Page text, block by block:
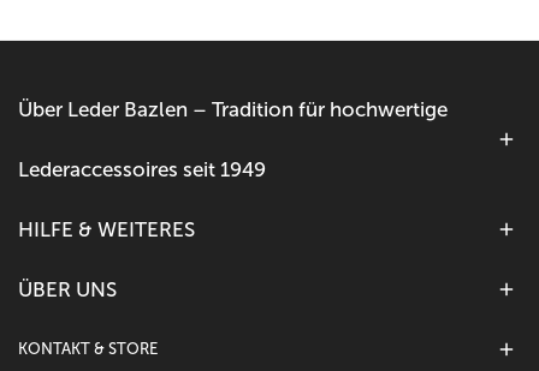
Über Leder Bazlen – Tradition für hochwertige
Lederaccessoires seit 1949
HILFE & WEITERES
ÜBER UNS
KONTAKT & STORE